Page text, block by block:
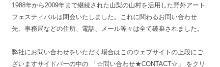
1988年から2009年まで継続された山梨の山村を活用した野外アート
フェスティバルは閉会いたしました。これに関わるお問い合わせ
先、事務局などの住所、電話、メール等々は全て破棄されました。
弊社にお問い合わせをいただく場合はこのウェブサイトの上段にご
ざいますサイドバーの中の 「☆問い合わせ★CONTACT☆」 をクリ